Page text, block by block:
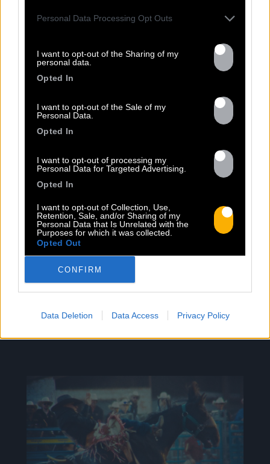
Personal Data Processing Opt Outs
I want to opt-out of the Sharing of my
personal data.
Opted In
I want to opt-out of the Sale of my
Personal Data.
Opted In
I want to opt-out of processing my
Personal Data for Targeted Advertising.
Opted In
I want to opt-out of Collection, Use,
Retention, Sale, and/or Sharing of my
Personal Data that Is Unrelated with the
Purposes for which it was collected.
Opted Out
CONFIRM
Data Deletion Data Access Privacy Policy
TOUTES LES
ACTUS